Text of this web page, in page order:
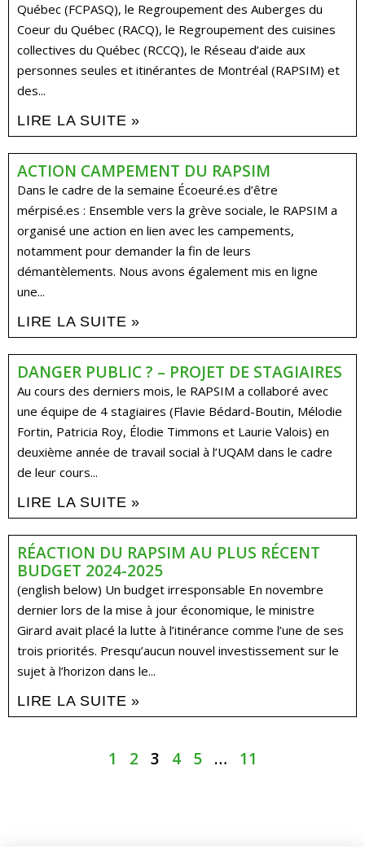
Québec (FCPASQ), le Regroupement des Auberges du
Coeur du Québec (RACQ), le Regroupement des cuisines
collectives du Québec (RCCQ), le Réseau d’aide aux
personnes seules et itinérantes de Montréal (RAPSIM) et
des...
LIRE LA SUITE »
ACTION CAMPEMENT DU RAPSIM
Dans le cadre de la semaine Écoeuré.es d’être
mérpisé.es : Ensemble vers la grève sociale, le RAPSIM a
organisé une action en lien avec les campements,
notamment pour demander la fin de leurs
démantèlements. Nous avons également mis en ligne
une...
LIRE LA SUITE »
DANGER PUBLIC ? – PROJET DE STAGIAIRES
Au cours des derniers mois, le RAPSIM a collaboré avec
une équipe de 4 stagiaires (Flavie Bédard-Boutin, Mélodie
Fortin, Patricia Roy, Élodie Timmons et Laurie Valois) en
deuxième année de travail social à l’UQAM dans le cadre
de leur cours...
LIRE LA SUITE »
RÉACTION DU RAPSIM AU PLUS RÉCENT
BUDGET 2024-2025
(english below) Un budget irresponsable En novembre
dernier lors de la mise à jour économique, le ministre
Girard avait placé la lutte à l’itinérance comme l’une de ses
trois priorités. Presqu’aucun nouvel investissement sur le
sujet à l’horizon dans le...
LIRE LA SUITE »
1 2 3 4 5 … 11